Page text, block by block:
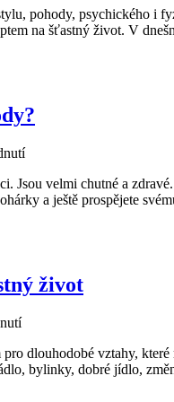
pohody, psychického i
na šťastný život. V
Jsou velmi chutné a
a ještě prospějete
život
dlouhodobé vztahy,
bylinky, dobré jídlo,